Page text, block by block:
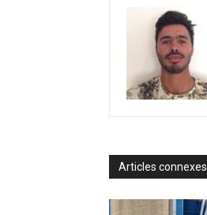
Articles connexes